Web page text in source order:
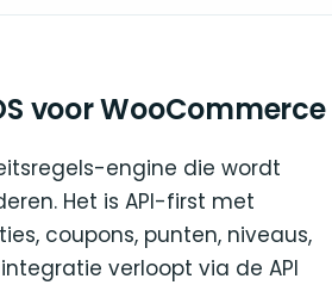
voor WooCommerce
engine die wordt
Het is API-first met
coupons, punten, niveaus,
verloopt via de API